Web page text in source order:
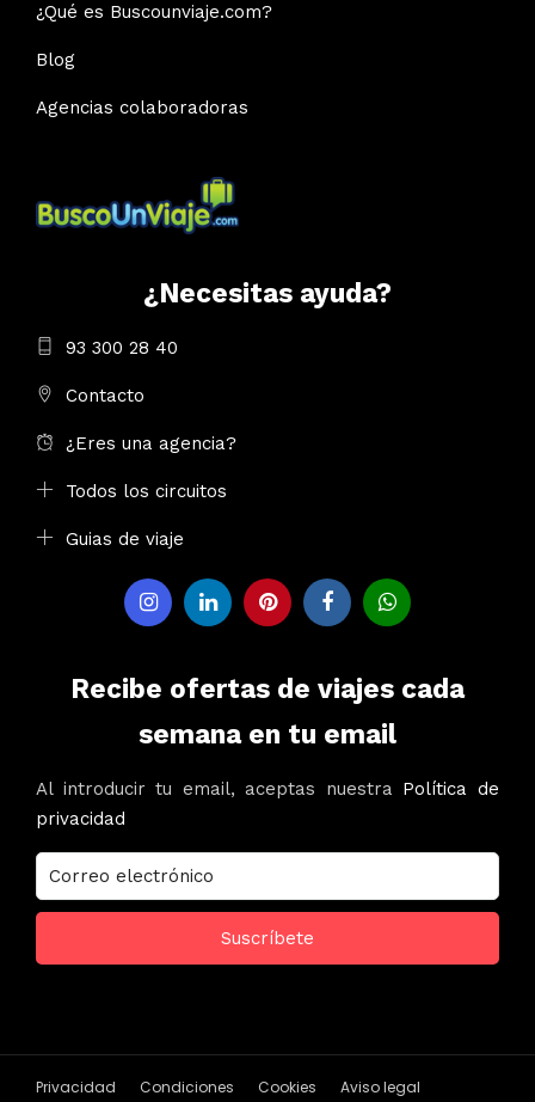
¿Qué es Buscounviaje.com?
Blog
Agencias colaboradoras
¿Necesitas ayuda?
93 300 28 40
Contacto
¿Eres una agencia?
Todos los circuitos
Guias de viaje
Recibe ofertas de viajes cada
semana en tu email
Al introducir tu email, aceptas nuestra Política de
privacidad
Privacidad Condiciones Cookies Aviso legal